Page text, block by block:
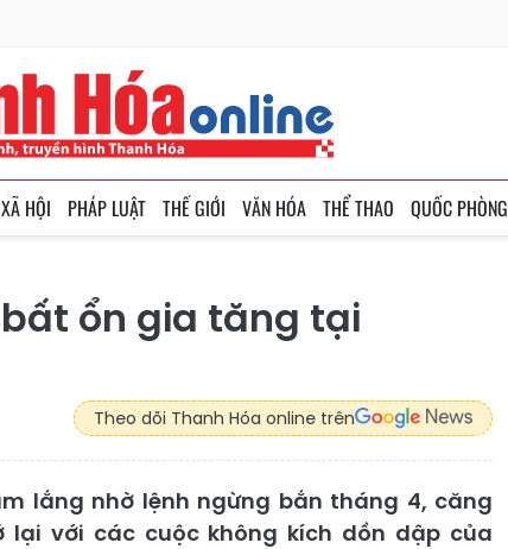
XÃ HỘI PHÁP LUẬT THẾ GIỚI VĂN HÓA THỂ THAO QUỐC PHÒNG
ổn gia tăng tại
Theo dõi Thanh Hóa online trên
lắng nhờ lệnh ngừng bắn tháng 4, căng
với các cuộc không kích dồn dập của